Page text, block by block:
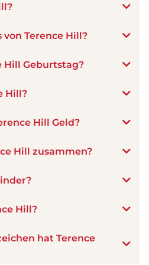
von Terence Hill?
Hill Geburtstag?
Hill?
Hill Geld?
Hill zusammen?
Hill?
hat Terence